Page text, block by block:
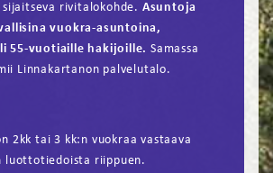
sijaitseva rivitalokohde. Asuntoja
vuokra-asuntoina,
55-vuotiaille hakijoille. Samassa
Linnakartanon palvelutalo.
2kk tai 3 kk:n vuokraa vastaava
luottotiedoista riippuen.